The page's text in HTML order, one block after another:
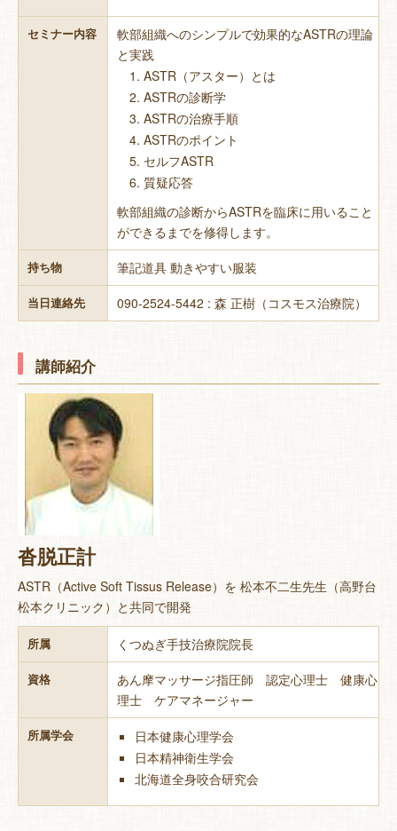
セミナー内容
軟部組織へのシンプルで効果的なASTRの理論
と実践
ASTR（アスター）とは
ASTRの診断学
ASTRの治療手順
ASTRのポイント
セルフASTR
質疑応答
軟部組織の診断からASTRを臨床に用いること
ができるまでを修得します。
持ち物 筆記道具 動きやすい服装
当日連絡先 090-2524-5442 : 森 正樹（コスモス治療院）
講師紹介
沓脱正計
ASTR（Active Soft Tissus Release）を 松本不二生先生（高野台
松本クリニック）と共同で開発
所属 くつぬぎ手技治療院院長
資格
あん摩マッサージ指圧師 認定心理士 健康心
理士 ケアマネージャー
所属学会
日本健康心理学会
日本精神衛生学会
北海道全身咬合研究会